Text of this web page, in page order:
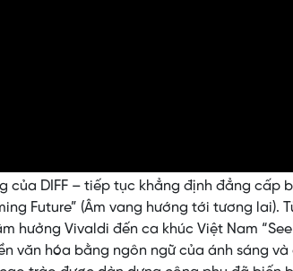
của DIFF – tiếp tục khẳng định đẳng cấp
Future” (Âm vang hướng tới tương lai).
hưởng Vivaldi đến ca khúc Việt Nam
văn hóa bằng ngôn ngữ của ánh sáng